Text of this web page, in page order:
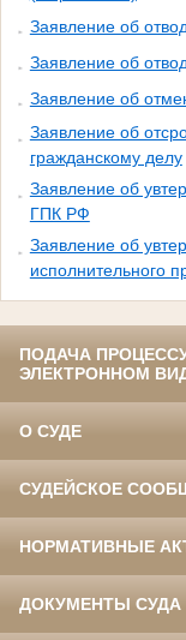
Заявление об
Заявление об
Заявление об
Заявление об
гражданскому делу
Заявление об
ГПК РФ
Заявление об
исполнительного
ПОДАЧА
ЭЛЕКТРОННОМ
О СУДЕ
СУДЕЙСКОЕ
НОРМАТИВНЫЕ
ДОКУМЕНТЫ СУДА